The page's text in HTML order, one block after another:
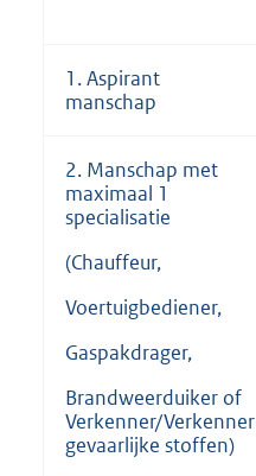
1. Aspirant
manschap
2. Manschap met
maximaal 1
specialisatie
(Chauffeur,
Voertuigbediener,
Gaspakdrager,
Brandweerduiker of
Verkenner/Verkenner
gevaarlijke stoffen)